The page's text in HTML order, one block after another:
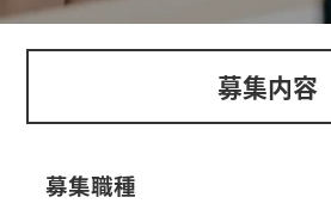
募集内容
募集職種